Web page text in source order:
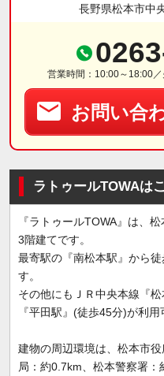
長野県松本市中
営業時間：10:00～18:00／
お問い合
ラトゥールTOWAは
『ラトゥールTOWA』は、
3階建てです。
最寄駅の『南松本駅』から
す。
その他にもＪＲ中央本線『
『平田駅』(徒歩45分)が利用
建物の周辺環境は、松本市
局：約0.7km、松本警察署：